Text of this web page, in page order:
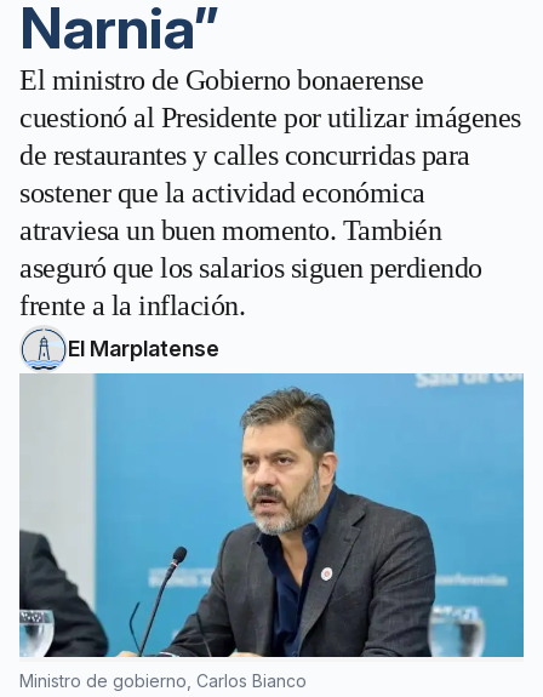
Narnia”
El ministro de Gobierno bonaerense
cuestionó al Presidente por utilizar imágenes
de restaurantes y calles concurridas para
sostener que la actividad económica
atraviesa un buen momento. También
aseguró que los salarios siguen perdiendo
frente a la inflación.
El Marplatense
Ministro de gobierno, Carlos Bianco